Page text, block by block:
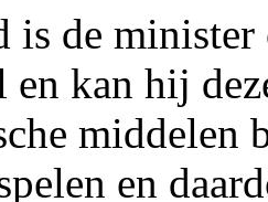
de minister
en kan hij
middelen
en